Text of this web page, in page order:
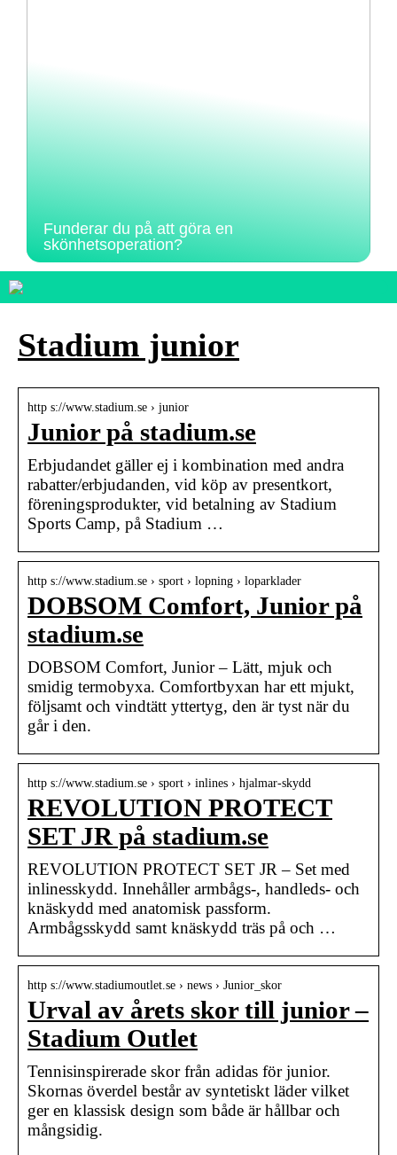
Funderar du på att göra en
skönhetsoperation?
Stadium junior
http s://www.stadium.se › junior
Junior på stadium.se
Erbjudandet gäller ej i kombination med andra
rabatter/erbjudanden, vid köp av presentkort,
föreningsprodukter, vid betalning av Stadium
Sports Camp, på Stadium …
http s://www.stadium.se › sport › lopning › loparklader
DOBSOM Comfort, Junior på
stadium.se
DOBSOM Comfort, Junior – Lätt, mjuk och
smidig termobyxa. Comfortbyxan har ett mjukt,
följsamt och vindtätt yttertyg, den är tyst när du
går i den.
http s://www.stadium.se › sport › inlines › hjalmar-skydd
REVOLUTION PROTECT
SET JR på stadium.se
REVOLUTION PROTECT SET JR – Set med
inlinesskydd. Innehåller armbågs-, handleds- och
knäskydd med anatomisk passform.
Armbågsskydd samt knäskydd träs på och …
http s://www.stadiumoutlet.se › news › Junior_skor
Urval av årets skor till junior –
Stadium Outlet
Tennisinspirerade skor från adidas för junior.
Skornas överdel består av syntetiskt läder vilket
ger en klassisk design som både är hållbar och
mångsidig.